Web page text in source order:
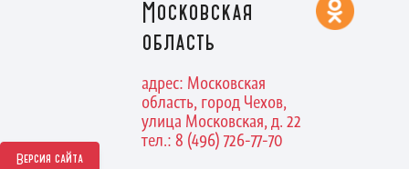
Версия сайта
Московская
область
адрес: Московская
область, город Чехов,
улица Московская, д. 22
тел.: 8 (496) 726-77-70